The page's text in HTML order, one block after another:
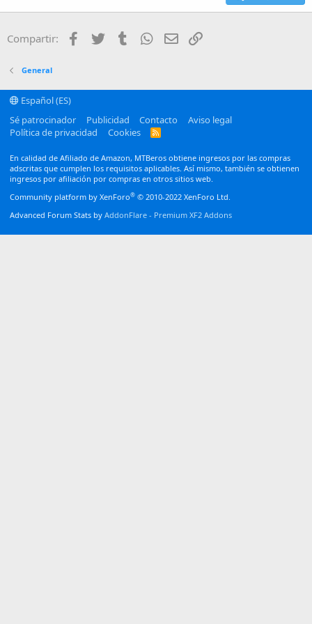
Trebuchet MS
Compartir: Facebook
Twitter TumblrWhatsApp
Email
General
Español (ES)
Sé patrocinador
Publicidad Contacto
Aviso legal
Política de privacidad
Cookies
R
En calidad de Afiliado de Amazon, MTBeros obtiene ingresos por las compras
adscritas que cumplen los requisitos aplicables. Así mismo, también se obtienen
ingresos por afiliación por compras en otros sitios web.
Community platform by XenForo® © 2010-2022 XenForo Ltd.
Advanced Forum Stats by AddonFlare - Premium XF2 Addons